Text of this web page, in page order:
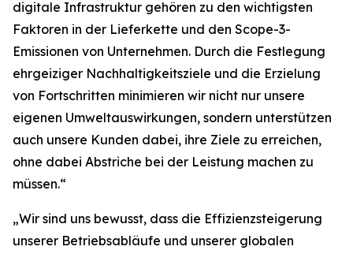
digitale Infrastruktur gehören zu den wichtigsten
Faktoren in der Lieferkette und den Scope-3-
Emissionen von Unternehmen. Durch die Festlegung
ehrgeiziger Nachhaltigkeitsziele und die Erzielung
von Fortschritten minimieren wir nicht nur unsere
eigenen Umweltauswirkungen, sondern unterstützen
auch unsere Kunden dabei, ihre Ziele zu erreichen,
ohne dabei Abstriche bei der Leistung machen zu
müssen.“
„Wir sind uns bewusst, dass die Effizienzsteigerung
unserer Betriebsabläufe und unserer globalen